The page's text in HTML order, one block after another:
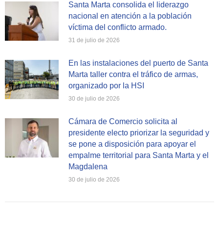
Santa Marta consolida el liderazgo
nacional en atención a la población
víctima del conflicto armado.
31 de julio de 2026
En las instalaciones del puerto de Santa
Marta taller contra el tráfico de armas,
organizado por la HSI
30 de julio de 2026
Cámara de Comercio solicita al
presidente electo priorizar la seguridad y
se pone a disposición para apoyar el
empalme territorial para Santa Marta y el
Magdalena
30 de julio de 2026